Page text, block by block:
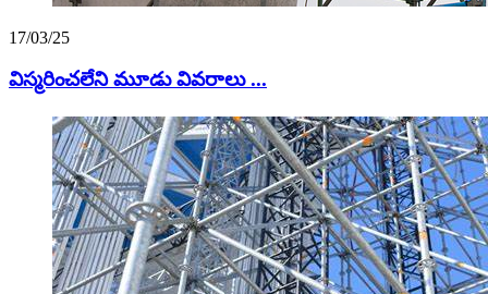
17/03/25
విస్మరించలేని మూడు వివరాలు ...